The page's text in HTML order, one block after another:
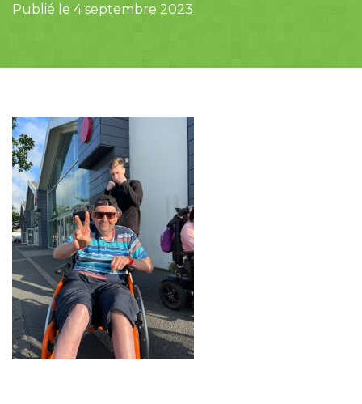
Publié le 4 septembre 2023